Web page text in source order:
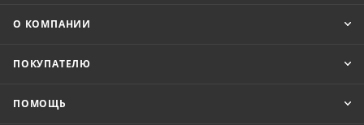
О КОМПАНИИ
ПОКУПАТЕЛЮ
ПОМОЩЬ